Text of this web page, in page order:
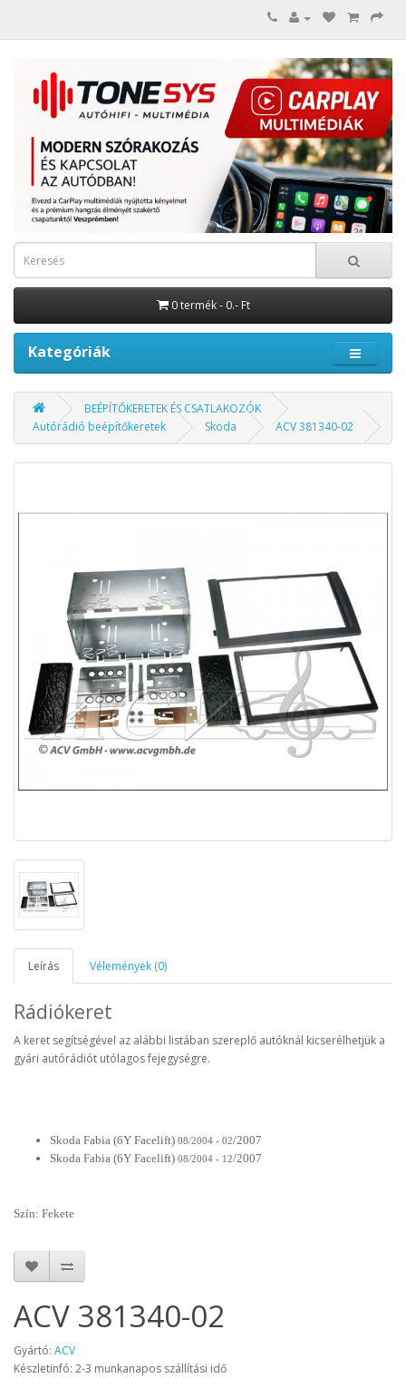
0 termék - 0.- Ft
Kategóriák
BEÉPÍTŐKERETEK ÉS CSATLAKOZÓK
Autórádió beépítőkeretek
Skoda ACV 381340-02
Leírás Vélemények (0)
Rádiókeret
A keret segítségével az alábbi listában szereplő autóknál kicserélhetjük a
gyári autórádiót utólagos fejegységre.
Skoda Fabia (6Y Facelift) 08/2004 - 02/2007
Skoda Fabia (6Y Facelift) 08/2004 - 12/2007
Szín: Fekete
ACV 381340-02
Gyártó: ACV
Készletinfó: 2-3 munkanapos szállítási idő